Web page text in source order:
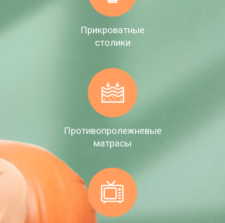
Прикроватные
столики
Противопролежневые
матрасы